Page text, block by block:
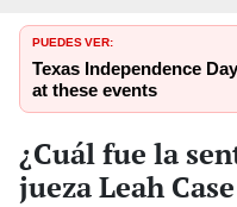
PUEDES VER:
Texas Independence
at these events
¿Cuál fue la
jueza Leah